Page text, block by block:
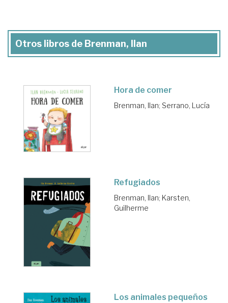
Otros libros de Brenman, Ilan
Hora de comer
Brenman, Ilan; Serrano, Lucía
Refugiados
Brenman, Ilan; Karsten,
Guilherme
Los animales pequeños